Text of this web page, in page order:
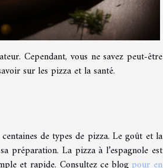
Cependant, vous ne savez peut-être
sur les pizza et la santé.
de types de pizza. Le goût et la
préparation. La pizza à l’espagnole est